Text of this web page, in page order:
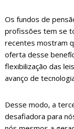
Os fundos de
profissões tem se
recentes mostram
oferta desse
flexibilização das
avanço de
Desse modo, a
desafiadora para